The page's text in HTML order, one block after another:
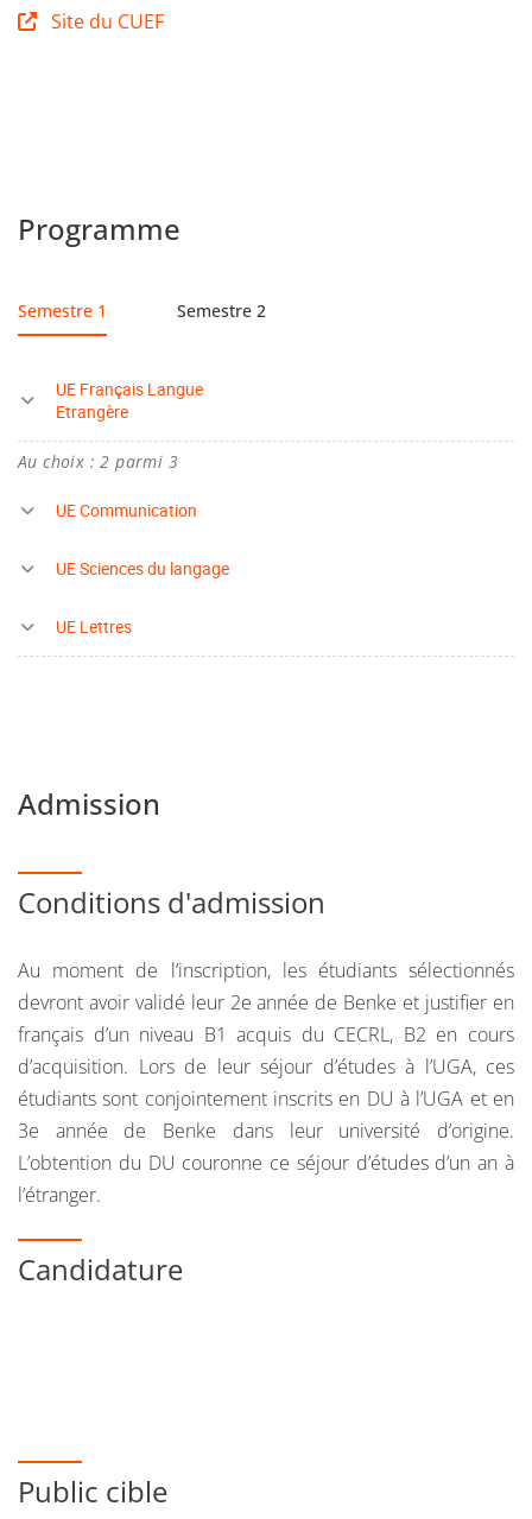
Site du CUEF
Programme
Semestre 1 Semestre 2
UE Français Langue
Etrangère
Au choix : 2 parmi 3
UE Communication
UE Sciences du langage
UE Lettres
Admission
Conditions d'admission
Au moment de l’inscription, les étudiants sélectionnés
devront avoir validé leur 2e année de Benke et justifier en
français d’un niveau B1 acquis du CECRL, B2 en cours
d’acquisition. Lors de leur séjour d’études à l’UGA, ces
étudiants sont conjointement inscrits en DU à l’UGA et en
3e année de Benke dans leur université d’origine.
L’obtention du DU couronne ce séjour d’études d’un an à
l’étranger.
Candidature
Public cible